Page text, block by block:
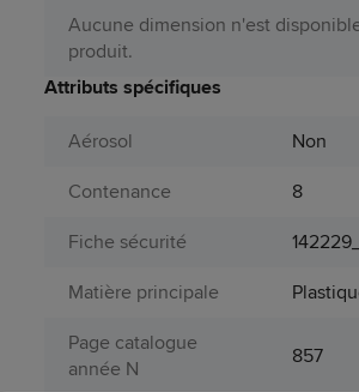
Aucune dimension n'est
produit.
Attributs spécifiques
Aérosol
Non
Contenance
8
Fiche sécurité
Matière principale
Page catalogue
année N
857